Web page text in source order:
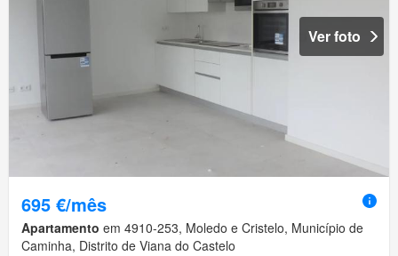
Ver foto
695 €/mês
Apartamento em 4910-253, Moledo e Cristelo, Município de
Caminha, Distrito de Viana do Castelo